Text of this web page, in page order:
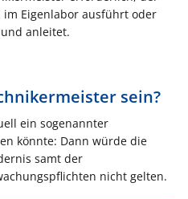
Eigenlabor ausführt oder
anleitet.
sein?
ein sogenannter
könnte: Dann würde die
samt der
nicht gelten.